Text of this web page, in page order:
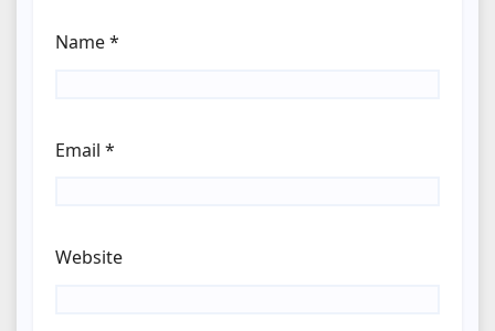
Name*
Email *
Website